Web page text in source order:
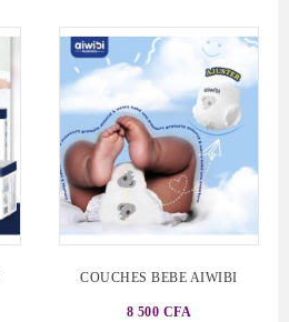
COUCHES BEBE AIWIBI
8 500 CFA